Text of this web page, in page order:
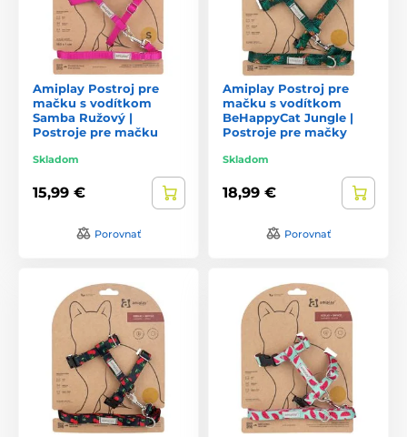
Amiplay Postroj pre
mačku s vodítkom
Samba Ružový |
Postroje pre mačku
Skladom
15,99 €
Porovnať
Amiplay Postroj pre
mačku s vodítkom
BeHappyCat Jungle |
Postroje pre mačky
Skladom
18,99 €
Porovnať